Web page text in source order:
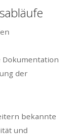
der
bekannte
und